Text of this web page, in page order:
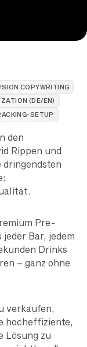
COPYWRITING
(DE/EN)
SETUP
den
Rippen und
Pre-
Bar, jedem
Drinks
– ganz ohne
verkaufen,
hocheffiziente,
Lösung zu